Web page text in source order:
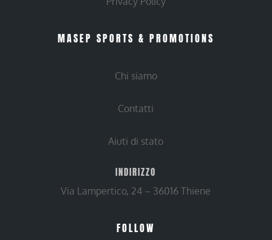
MASEP SPORTS & PROMOTIONS
Chi siamo
Contatti
Aiuti di stato
INDIRIZZO
Via Lampertico, 24 – 36016 Thiene
FOLLOW